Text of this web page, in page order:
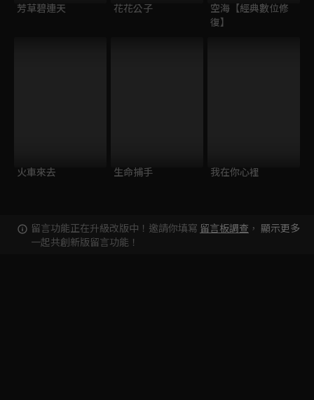
芳草碧連天 花花公子
空海【經典數位修
復】
火車來去 生命捕手 我在你心裡
留言功能正在升級改版中！邀請你填寫 留言板調查 ，
一起共創新版留言功能！
顯示更多